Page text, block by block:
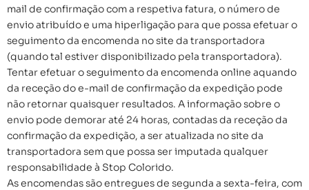
mail de confirmação com a respetiva fatura, o número de
envio atribuído e uma hiperligação para que possa efetuar o
seguimento da encomenda no site da transportadora
(quando tal estiver disponibilizado pela transportadora).
Tentar efetuar o seguimento da encomenda online aquando
da receção do e-mail de confirmação da expedição pode
não retornar quaisquer resultados. A informação sobre o
envio pode demorar até 24 horas, contadas da receção da
confirmação da expedição, a ser atualizada no site da
transportadora sem que possa ser imputada qualquer
responsabilidade à Stop Colorido.
As encomendas são entregues de segunda a sexta-feira, com